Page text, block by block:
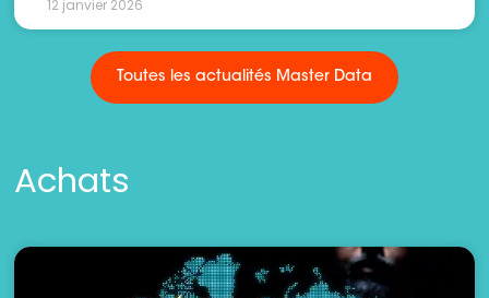
12 janvier 2026
Toutes les actualités Master Data
Achats